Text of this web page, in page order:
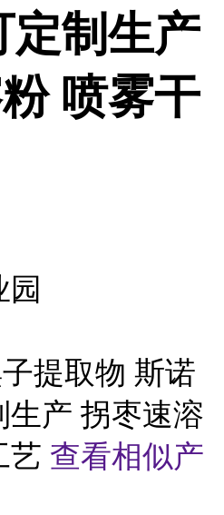
定制生产
喷雾干
提取物 斯诺
产 拐枣速溶
艺 查看相似产